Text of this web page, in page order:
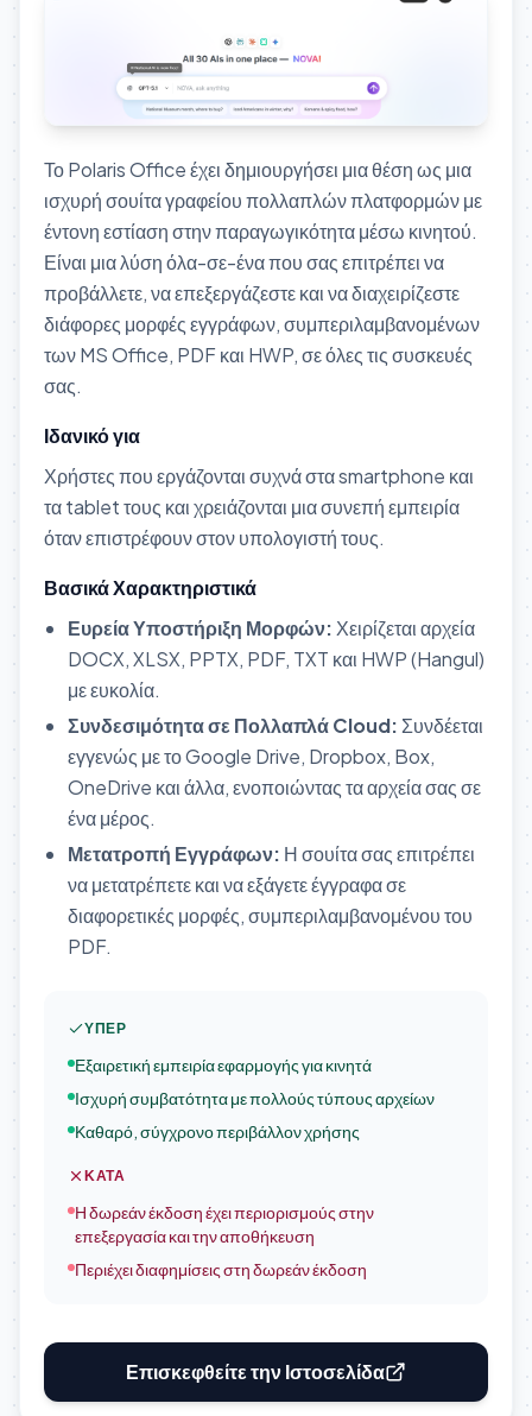
Το Polaris Office έχει δημιουργήσει μια θέση ως μια
ισχυρή σουίτα γραφείου πολλαπλών πλατφορμών με
έντονη εστίαση στην παραγωγικότητα μέσω κινητού.
Είναι μια λύση όλα-σε-ένα που σας επιτρέπει να
προβάλλετε, να επεξεργάζεστε και να διαχειρίζεστε
διάφορες μορφές εγγράφων, συμπεριλαμβανομένων
των MS Office, PDF και HWP, σε όλες τις συσκευές
σας.
Ιδανικό για
Χρήστες που εργάζονται συχνά στα smartphone και
τα tablet τους και χρειάζονται μια συνεπή εμπειρία
όταν επιστρέφουν στον υπολογιστή τους.
Βασικά Χαρακτηριστικά
Ευρεία Υποστήριξη Μορφών: Χειρίζεται αρχεία
DOCX, XLSX, PPTX, PDF, TXT και HWP (Hangul)
με ευκολία.
Συνδεσιμότητα σε Πολλαπλά Cloud: Συνδέεται
εγγενώς με το Google Drive, Dropbox, Box,
OneDrive και άλλα, ενοποιώντας τα αρχεία σας σε
ένα μέρος.
Μετατροπή Εγγράφων: Η σουίτα σας επιτρέπει
να μετατρέπετε και να εξάγετε έγγραφα σε
διαφορετικές μορφές, συμπεριλαμβανομένου του
PDF.
ΥΠΈΡ
Εξαιρετική εμπειρία εφαρμογής για κινητά
Ισχυρή συμβατότητα με πολλούς τύπους αρχείων
Καθαρό, σύγχρονο περιβάλλον χρήσης
ΚΑΤΆ
Η δωρεάν έκδοση έχει περιορισμούς στην
επεξεργασία και την αποθήκευση
Περιέχει διαφημίσεις στη δωρεάν έκδοση
Επισκεφθείτε την Ιστοσελίδα